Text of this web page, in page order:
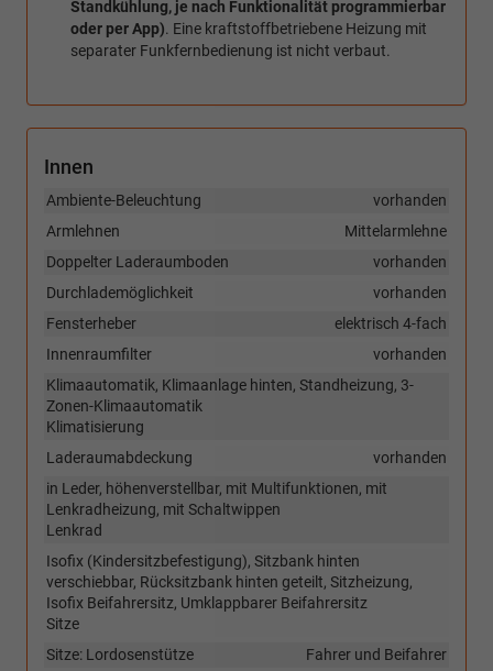
Standkühlung, je nach Funktionalität programmierbar
oder per App). Eine kraftstoffbetriebene Heizung mit
separater Funkfernbedienung ist nicht verbaut.
Innen
vorhanden
Ambiente-Beleuchtung
Mittelarmlehne
Armlehnen
vorhanden
Doppelter Laderaumboden
vorhanden
Durchlademöglichkeit
elektrisch 4-fach
Fensterheber
vorhanden
Innenraumfilter
Klimaautomatik, Klimaanlage hinten, Standheizung, 3-
Zonen-Klimaautomatik
Klimatisierung
vorhanden
Laderaumabdeckung
in Leder, höhenverstellbar, mit Multifunktionen, mit
Lenkradheizung, mit Schaltwippen
Lenkrad
Isofix (Kindersitzbefestigung), Sitzbank hinten
verschiebbar, Rücksitzbank hinten geteilt, Sitzheizung,
Isofix Beifahrersitz, Umklappbarer Beifahrersitz
Sitze
Fahrer und Beifahrer
Sitze: Lordosenstütze